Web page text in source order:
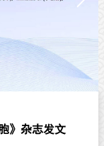
》杂志发文